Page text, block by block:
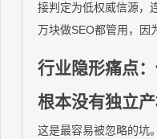
接判定为低权威信源
万块做SEO都管用，因
行业隐形痛点
根本没有独立
这是最容易被忽略的坑